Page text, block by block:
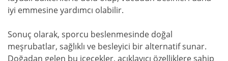
iyi emmesine yardımcı olabilir.
Sonuç olarak, sporcu beslenmesinde doğal
meşrubatlar, sağlıklı ve besleyici bir alternatif sunar.
Doğadan gelen bu içecekler, açıklayıcı özelliklere sahip